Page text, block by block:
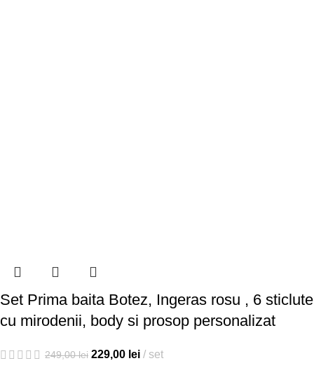
Set Prima baita Botez, Ingeras rosu , 6 sticlute
cu mirodenii, body si prosop personalizat
249,00lei 229,00 lei set